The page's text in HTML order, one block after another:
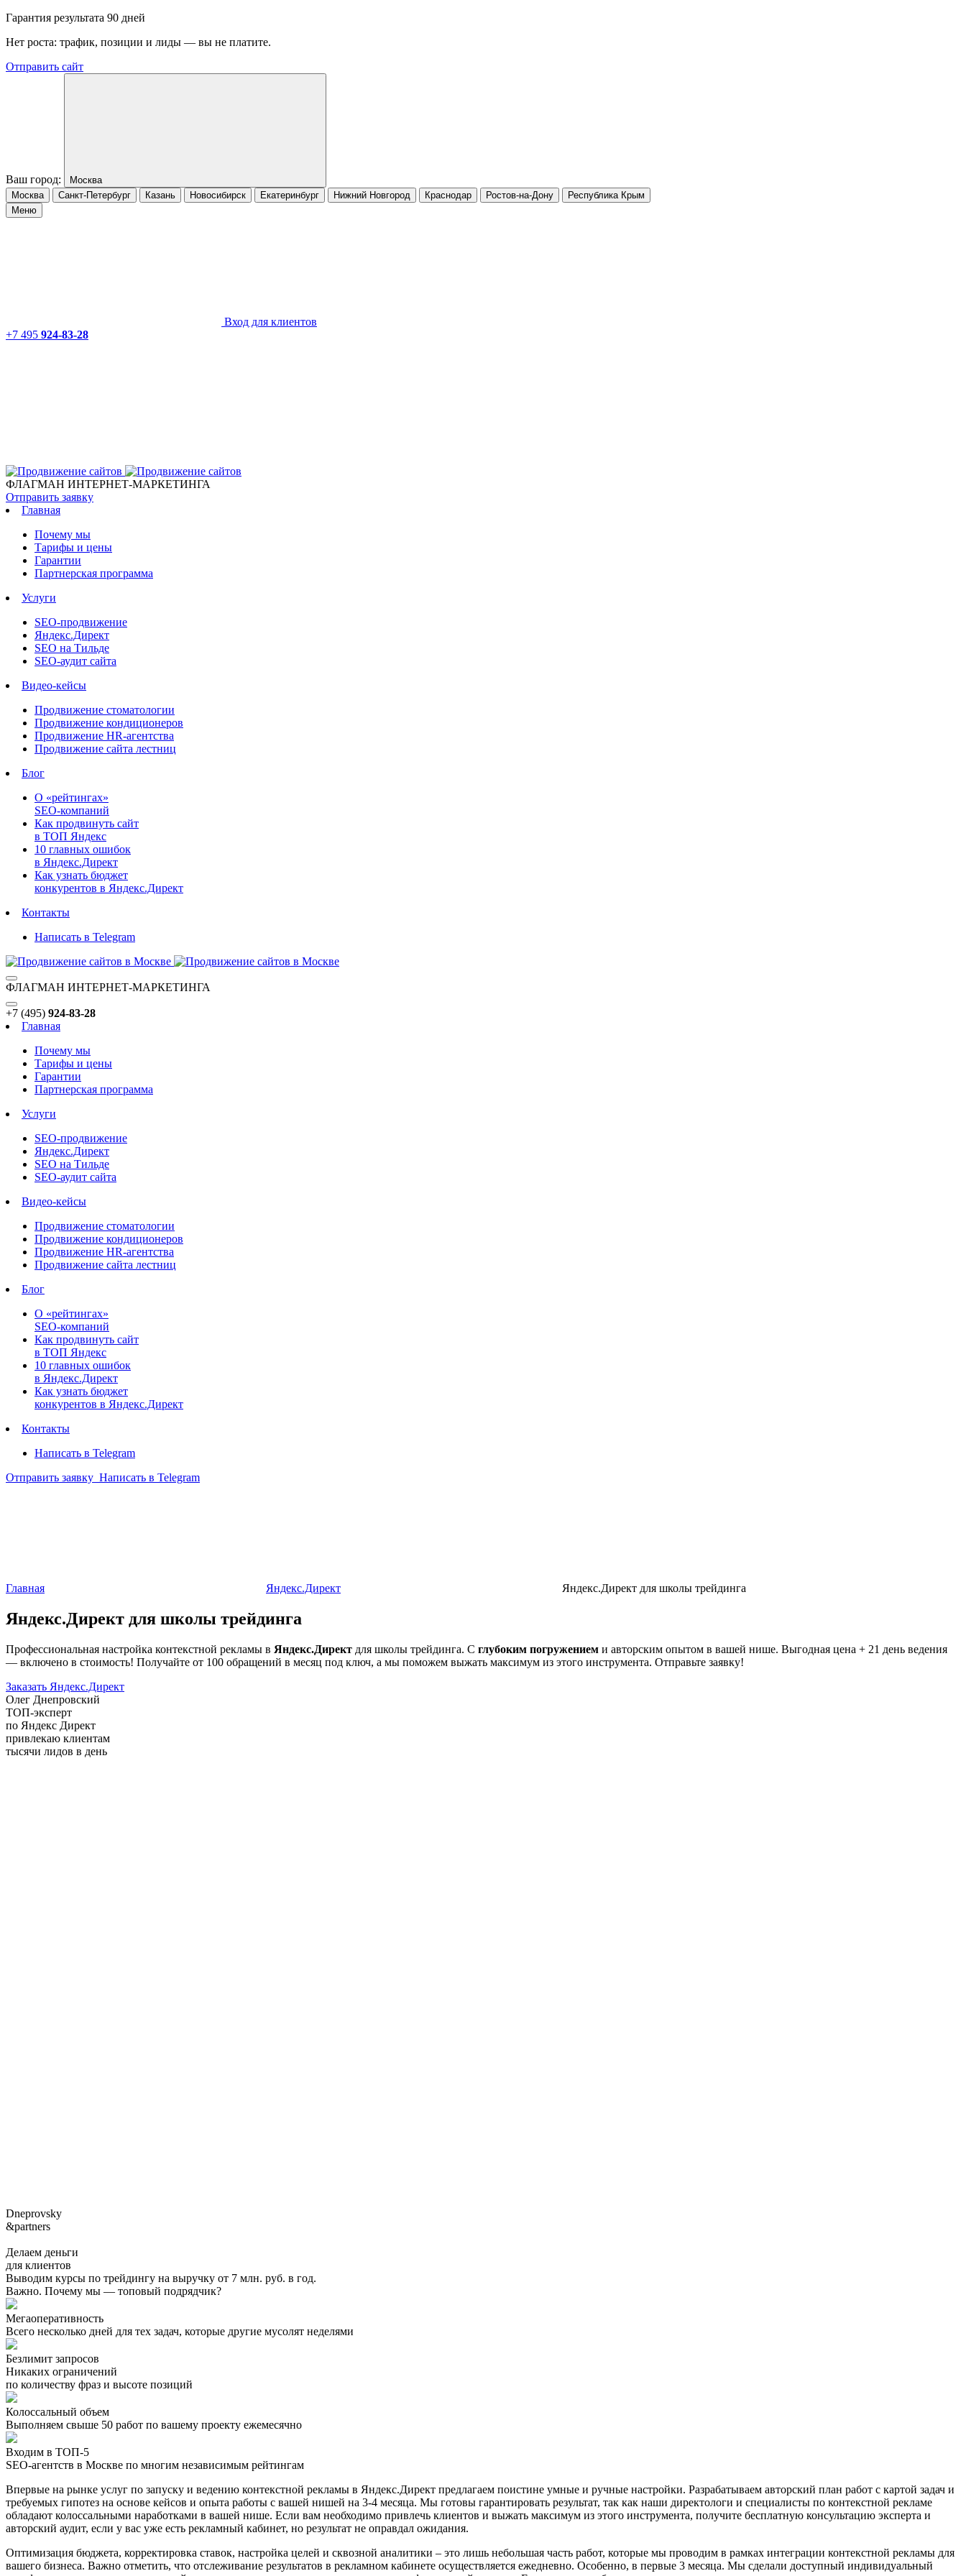
Гарантия результата 90 дней
Нет роста: трафик, позиции и лиды — вы не платите.
Отправить сайт
Ваш город:
Москва
Москва
Санкт-Петербург Казань Новосибирск Екатеринбург Нижний Новгород Краснодар Ростов-на-Дону
Республика Крым
Меню
Вход для клиентов
+7 495 924-83-28
ФЛАГМАН ИНТЕРНЕТ-МАРКЕТИНГА
Отправить заявку
Главная
Почему мы
Тарифы и цены
Гарантии
Партнерская программа
Услуги
SEO-продвижение
Яндекс.Директ
SEO на Тильде
SEO-аудит сайта
Видео-кейсы
Продвижение стоматологии
Продвижение кондиционеров
Продвижение HR-агентства
Продвижение сайта лестниц
Блог
О «рейтингах»
SEO-компаний
Как продвинуть сайт
в ТОП Яндекс
10 главных ошибок
в Яндекс.Директ
Как узнать бюджет
конкурентов в Яндекс.Директ
Контакты
Написать в Telegram
ФЛАГМАН ИНТЕРНЕТ-МАРКЕТИНГА
+7 (495) 924-83-28
Главная
Почему мы
Тарифы и цены
Гарантии
Партнерская программа
Услуги
SEO-продвижение
Яндекс.Директ
SEO на Тильде
SEO-аудит сайта
Видео-кейсы
Продвижение стоматологии
Продвижение кондиционеров
Продвижение HR-агентства
Продвижение сайта лестниц
Блог
О «рейтингах»
SEO-компаний
Как продвинуть сайт
в ТОП Яндекс
10 главных ошибок
в Яндекс.Директ
Как узнать бюджет
конкурентов в Яндекс.Директ
Контакты
Написать в Telegram
Отправить заявку Написать в Telegram
Главная Яндекс.Директ Яндекс.Директ для школы трейдинга
Яндекс.Директ для школы трейдинга
Профессиональная настройка контекстной рекламы в Яндекс.Директ для школы трейдинга. С глубоким погружением и авторским опытом в вашей нише. Выгодная цена + 21 день ведения
— включено в стоимость! Получайте от 100 обращений в месяц под ключ, а мы поможем выжать максимум из этого инструмента. Отправьте заявку!
Заказать Яндекс.Директ
Олег Днепровский
ТОП-эксперт
по Яндекс Директ
привлекаю клиентам
тысячи лидов в день
Dneprovsky
&partners
Делаем деньги
для клиентов
Выводим курсы по трейдингу на выручку от 7 млн. руб. в год.
Важно. Почему мы — топовый подрядчик?
Мегаоперативность
Всего несколько дней для тех задач, которые другие мусолят неделями
Безлимит запросов
Никаких ограничений
по количеству фраз и высоте позиций
Колоссальный объем
Выполняем свыше 50 работ по вашему проекту ежемесячно
Входим в ТОП-5
SEO-агентств в Москве по многим независимым рейтингам
Впервые на рынке услуг по запуску и ведению контекстной рекламы в Яндекс.Директ предлагаем поистине умные и ручные настройки. Разрабатываем авторский план работ с картой задач и
требуемых гипотез на основе кейсов и опыта работы с вашей нишей на 3-4 месяца. Мы готовы гарантировать результат, так как наши директологи и специалисты по контекстной рекламе
обладают колоссальными наработками в вашей нише. Если вам необходимо привлечь клиентов и выжать максимум из этого инструмента, получите бесплатную консультацию эксперта и
авторский аудит, если у вас уже есть рекламный кабинет, но результат не оправдал ожидания.
Оптимизация бюджета, корректировка ставок, настройка целей и сквозной аналитики – это лишь небольшая часть работ, которые мы проводим в рамках интеграции контекстной рекламы для
вашего бизнеса. Важно отметить, что отслеживание результатов в рекламном кабинете осуществляется ежедневно. Особенно, в первые 3 месяца. Мы сделали доступный индивидуальный